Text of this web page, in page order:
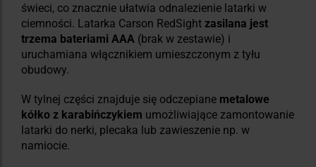
świeci, co znacznie ułatwia odnalezienie latarki w
ciemności. Latarka Carson RedSight zasilana jest
trzema bateriami AAA (brak w zestawie) i
uruchamiana włącznikiem umieszczonym z tyłu
obudowy.
W tylnej części znajduje się odczepiane metalowe
kółko z karabińczykiem umożliwiające zamontowanie
latarki do nerki, plecaka lub zawieszenie np. w
namiocie.